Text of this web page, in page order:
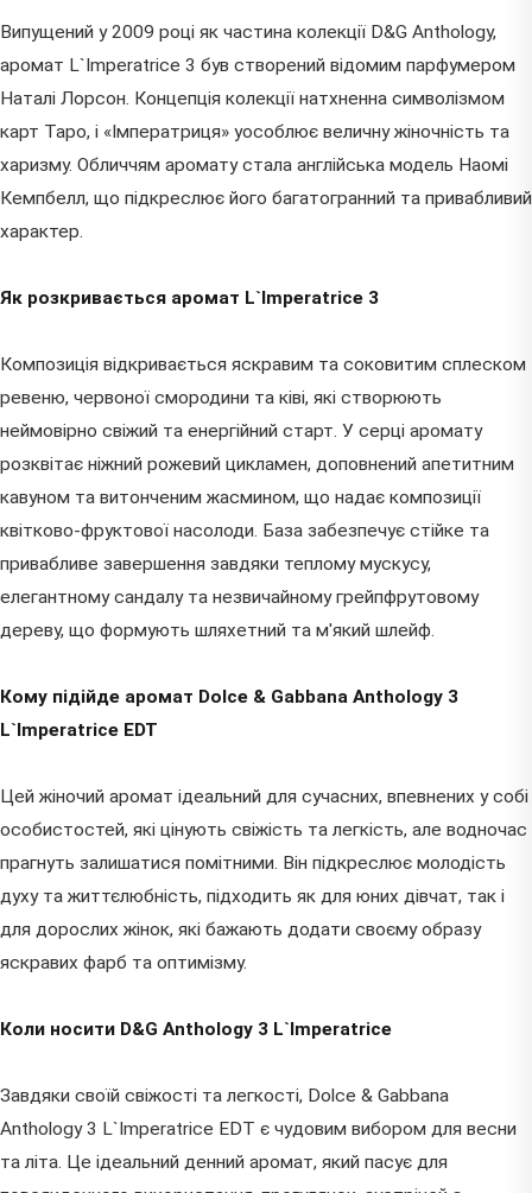
Випущений у 2009 році як частина колекції D&G Anthology,
аромат L`Imperatrice 3 був створений відомим парфумером
Наталі Лорсон. Концепція колекції натхненна символізмом
карт Таро, і «Імператриця» уособлює величну жіночність та
харизму. Обличчям аромату стала англійська модель Наомі
Кемпбелл, що підкреслює його багатогранний та привабливий
характер.
Як розкривається аромат L`Imperatrice 3
Композиція відкривається яскравим та соковитим сплеском
ревеню, червоної смородини та ківі, які створюють
неймовірно свіжий та енергійний старт. У серці аромату
розквітає ніжний рожевий цикламен, доповнений апетитним
кавуном та витонченим жасмином, що надає композиції
квітково-фруктової насолоди. База забезпечує стійке та
привабливе завершення завдяки теплому мускусу,
елегантному сандалу та незвичайному грейпфрутовому
дереву, що формують шляхетний та м'який шлейф.
Кому підійде аромат Dolce & Gabbana Anthology 3
L`Imperatrice EDT
Цей жіночий аромат ідеальний для сучасних, впевнених у собі
особистостей, які цінують свіжість та легкість, але водночас
прагнуть залишатися помітними. Він підкреслює молодість
духу та життєлюбність, підходить як для юних дівчат, так і
для дорослих жінок, які бажають додати своєму образу
яскравих фарб та оптимізму.
Коли носити D&G Anthology 3 L`Imperatrice
Завдяки своїй свіжості та легкості, Dolce & Gabbana
Anthology 3 L`Imperatrice EDT є чудовим вибором для весни
та літа. Це ідеальний денний аромат, який пасує для